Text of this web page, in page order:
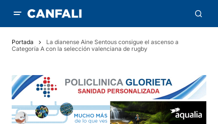
Portada
La dianense Aine Sentous consigue el ascenso a
Categoría A con la selección valenciana de rugby